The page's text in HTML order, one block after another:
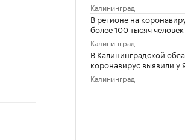
Калининград
В регионе на
более 100 тысяч человек
Калининград
В Калининградской
коронавирус выявили у
Калининград